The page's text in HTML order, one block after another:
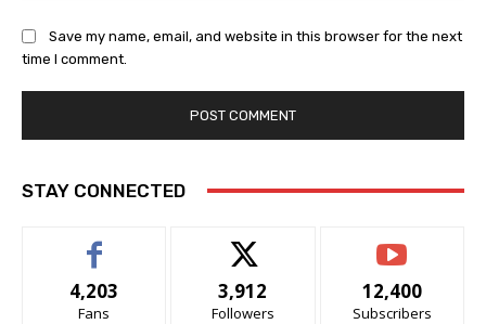
Save my name, email, and website in this browser for the next
time I comment.
STAY CONNECTED
4,203
Fans
3,912
Followers
12,400
Subscribers